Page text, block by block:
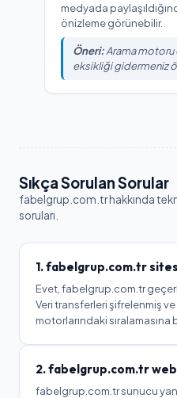
medyada
önizleme görünebilir.
Öneri:Arama motoru
eksikliği gidermeniz
Sıkça Sorulan Sorular
fabelgrup.com.trhakkında
soruları.
1.fabelgrup.com.tr
Evet, fabelgrup.com.tr
Veri transferleri şifrelenmiş
motorlarındaki sıralamasına
2.fabelgrup.com.trweb
fabelgrup.com.trsunucu